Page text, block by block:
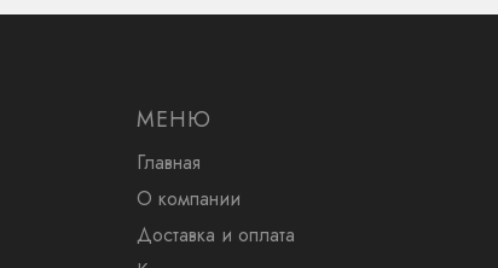
МЕНЮ
Главная
О компании
Доставка и оплата